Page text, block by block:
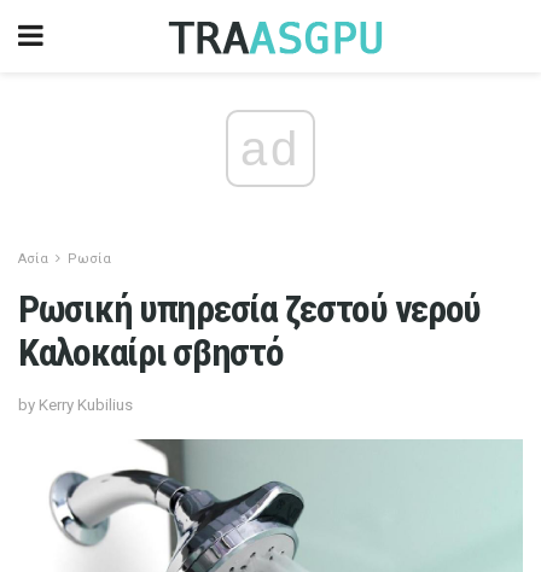
ad
Ασία Ρωσία
Ρωσική υπηρεσία ζεστού νερού
Καλοκαίρι σβηστό
by Kerry Kubilius